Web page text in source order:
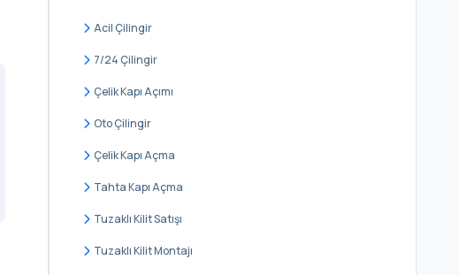
Acil Çilingir
7/24 Çilingir
Çelik Kapı Açımı
Oto Çilingir
Çelik Kapı Açma
Tahta Kapı Açma
Tuzaklı Kilit Satışı
Tuzaklı Kilit Montajı